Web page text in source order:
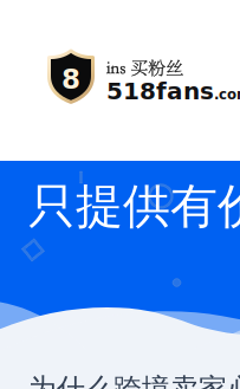
只提供有